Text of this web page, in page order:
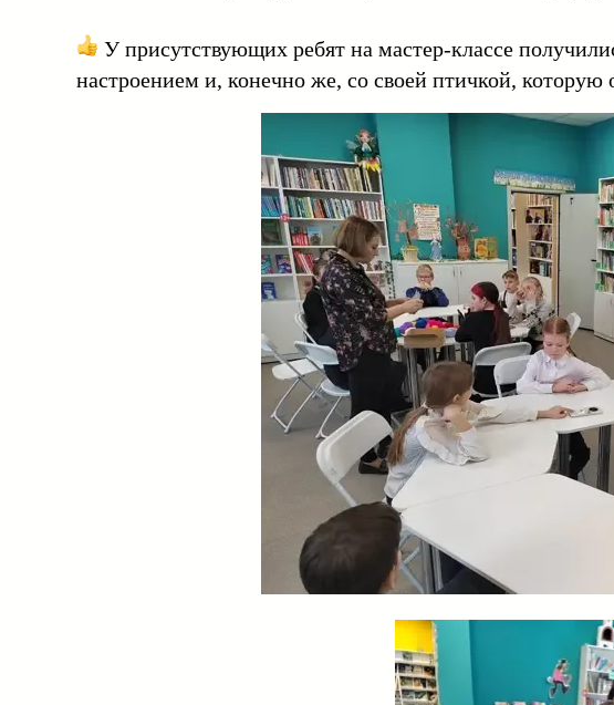
У присутствующих ребят на мастер-классе
настроением и, конечно же, со своей птичкой,